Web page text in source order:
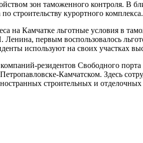
зон таможенного контроля. В
строительству курортного комплекса.
на Камчатке льготные условия в
первым воспользовалось
используют на своих участках
резидентов Свободного
Петропавловске-Камчатском. Здесь
строительных и отделочных